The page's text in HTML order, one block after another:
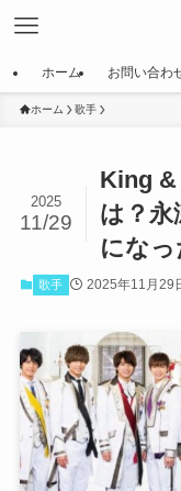
ホーム お問い合わ
ホーム 歌手
King
は？永
になっ
2025
11/29
歌手 2025年11月29